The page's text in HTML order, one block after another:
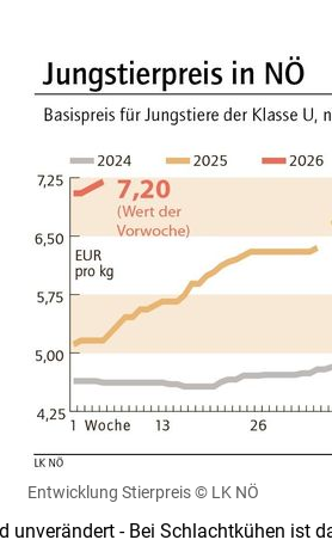
Skip to main
Entwicklung Stierpreis © LK NÖ
unverändert - Bei Schlachtkühen ist